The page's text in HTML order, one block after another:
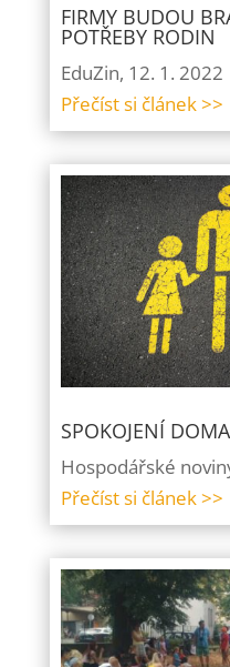
FIRMY BUDOU
POTŘEBY RODIN
EduZin, 12. 1. 2022
Přečíst si článek >>
SPOKOJENÍ
Hospodářské
Přečíst si článek >>